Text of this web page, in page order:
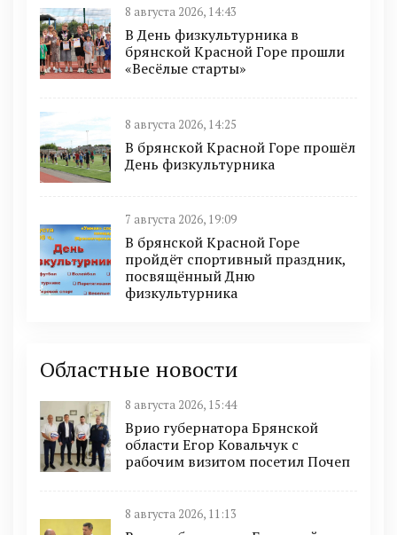
8 августа 2026, 14:43
В День физкультурника в
брянской Красной Горе прошли
«Весёлые старты»
8 августа 2026, 14:25
В брянской Красной Горе прошёл
День физкультурника
7 августа 2026, 19:09
В брянской Красной Горе
пройдёт спортивный праздник,
посвящённый Дню
физкультурника
Областные новости
8 августа 2026, 15:44
Врио губернатора Брянской
области Егор Ковальчук с
рабочим визитом посетил Почеп
8 августа 2026, 11:13